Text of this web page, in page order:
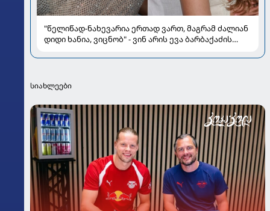
"წელიწად-ნახევარია ერთად ვართ, მაგრამ ძალიან
დიდი ხანია, ვიცნობ" - ვინ არის ევა ბარბაქაძის
სიახლეები